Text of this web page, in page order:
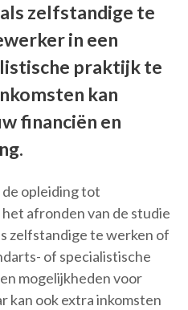
zelfstandige te
in een
praktijk te
kan
financiën en
de opleiding tot
afronden van de studie
zelfstandige te werken of
of specialistische
mogelijkheden voor
kan ook extra inkomsten